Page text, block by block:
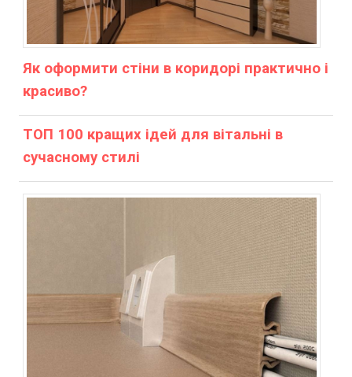
Як оформити стіни в коридорі практично і
красиво?
ТОП 100 кращих ідей для вітальні в
сучасному стилі